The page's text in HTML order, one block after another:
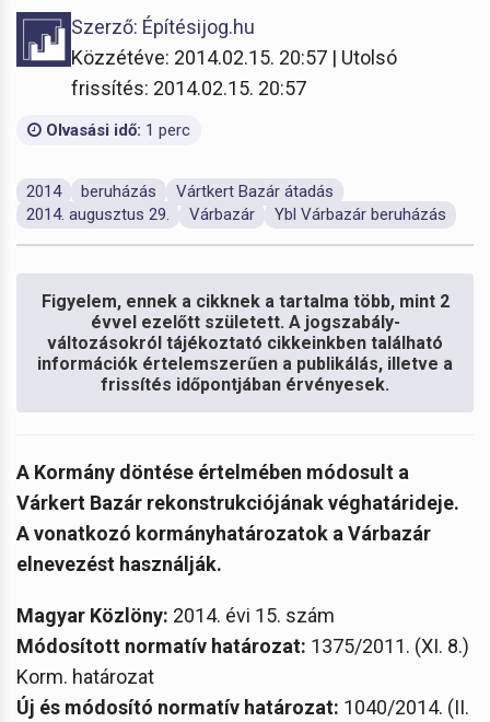
Szerző: Építésijog.hu
Közzétéve: 2014.02.15. 20:57 | Utolsó
frissítés: 2014.02.15. 20:57
Olvasási idő: 1 perc
2014 beruházás
Vártkert Bazár átadás
2014. augusztus 29.
Várbazár Ybl Várbazár beruházás
Figyelem, ennek a cikknek a tartalma több, mint 2
évvel ezelőtt született. A jogszabály-
változásokról tájékoztató cikkeinkben található
információk értelemszerűen a publikálás, illetve a
frissítés időpontjában érvényesek.
A Kormány döntése értelmében módosult a
Várkert Bazár rekonstrukciójának véghatárideje.
A vonatkozó kormányhatározatok a Várbazár
elnevezést használják.
Magyar Közlöny: 2014. évi 15. szám
Módosított normatív határozat: 1375/2011. (XI. 8.)
Korm. határozat
Új és módosító normatív határozat: 1040/2014. (II.